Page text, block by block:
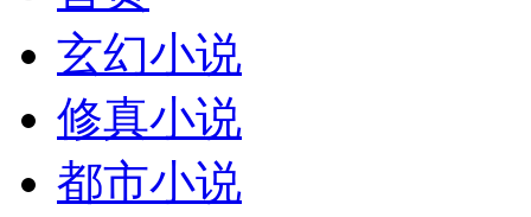
玄幻小说
修真小说
都市小说